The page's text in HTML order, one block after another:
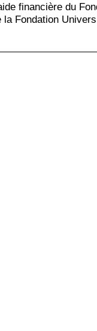
financière du
la Fondation